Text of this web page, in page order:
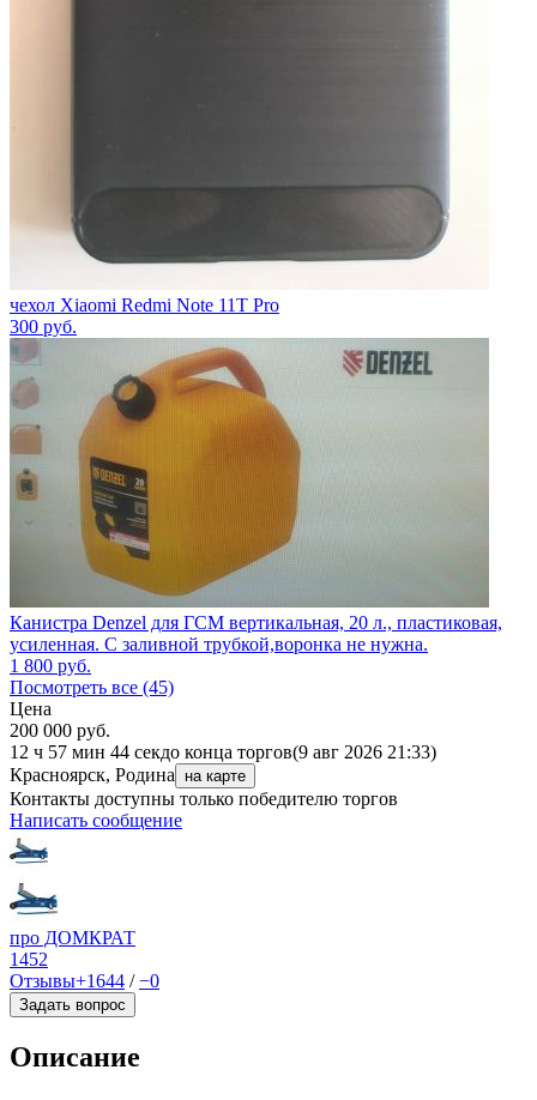
чехол Xiaomi Redmi Note 11T Pro
300 руб.
Канистра Denzel для ГСМ вертикальная, 20 л., пластиковая,
усиленная. С заливной трубкой,воронка не нужна.
1 800 руб.
Посмотреть все (45)
Цена
200 000 руб.
12 ч 57 мин 44 секдо конца торгов(9 авг 2026 21:33)
Красноярск, Родина
на карте
Контакты доступны только победителю торгов
Написать сообщение
про ДОМКРАТ
1452
Отзывы+1644 /−0
Задать вопрос
Описание